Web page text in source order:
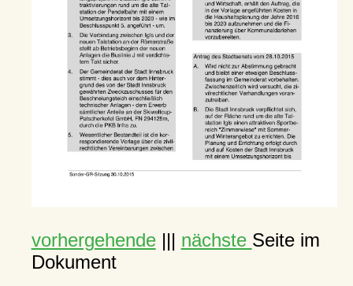
vorhergehende||| nächste Seite im
Dokument